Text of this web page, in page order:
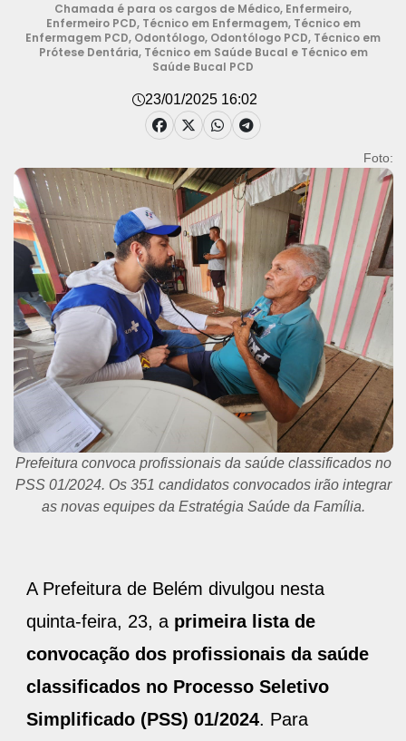
Chamada é para os cargos de Médico, Enfermeiro,
Enfermeiro PCD, Técnico em Enfermagem, Técnico em
Enfermagem PCD, Odontólogo, Odontólogo PCD, Técnico em
Prótese Dentária, Técnico em Saúde Bucal e Técnico em
Saúde Bucal PCD
23/01/2025 16:02
Foto:
Prefeitura convoca profissionais da saúde classificados no
PSS 01/2024. Os 351 candidatos convocados irão integrar
as novas equipes da Estratégia Saúde da Família.
A Prefeitura de Belém divulgou nesta
quinta-feira, 23, a primeira lista de
convocação dos profissionais da saúde
classificados no Processo Seletivo
Simplificado (PSS) 01/2024. Para